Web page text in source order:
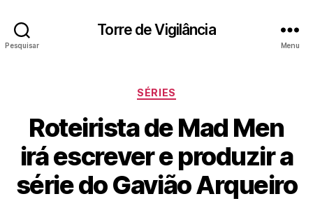
Pesquisar
Torre de Vigilância
Menu
Categorias
SÉRIES
Roteirista de Mad Men
irá escrever e produzir a
série do Gavião Arqueiro